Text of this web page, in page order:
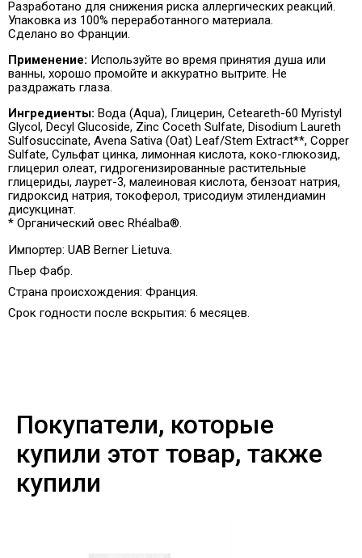
Разработано для снижения риска аллергических реакций.
Упаковка из 100% переработанного материала.
Сделано во Франции.
Применение: Используйте во время принятия душа или
ванны, хорошо промойте и аккуратно вытрите. Не
раздражать глаза.
Ингредиенты: Вода (Aqua), Глицерин, Ceteareth-60 Myristyl
Glycol, Decyl Glucoside, Zinc Coceth Sulfate, Disodium Laureth
Sulfosuccinate, Avena Sativa (Oat) Leaf/Stem Extract**, Copper
Sulfate, Сульфат цинка, лимонная кислота, коко-глюкозид,
глицерил олеат, гидрогенизированные растительные
глицериды, лаурет-3, малеиновая кислота, бензоат натрия,
гидроксид натрия, токоферол, трисодиум этилендиамин
дисукцинат.
* Органический овес Rhéalba®.
Импортер: UAB Berner Lietuva.
Пьер Фабр.
Страна происхождения: Франция.
Срок годности после вскрытия: 6 месяцев
Покупатели, которые
купили этот товар, также
купили